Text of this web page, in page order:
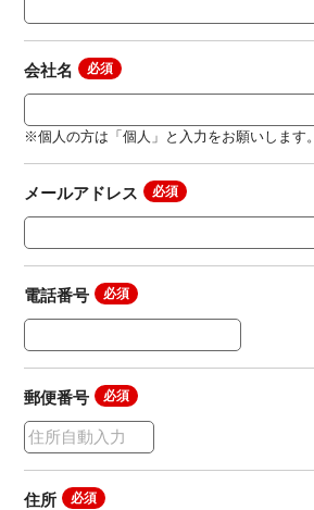
会社名
※個人の方は「個人」と入力をお願いします。
メールアドレス
電話番号
郵便番号
住所